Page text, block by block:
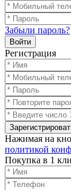
Забыли пароль?
Войти
Регистрация
Нажимая на
политикой
Покупка в 1